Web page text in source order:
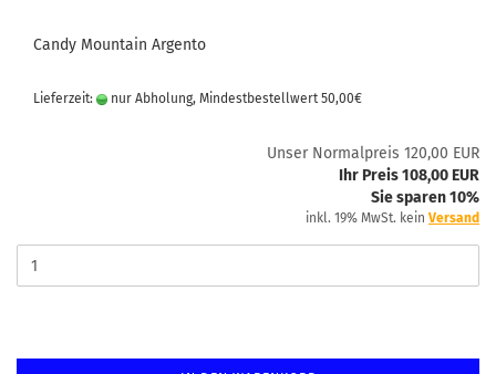
Candy Mountain Argento
Lieferzeit: nur Abholung, Mindestbestellwert 50,00€
Unser Normalpreis 120,00 EUR
Ihr Preis 108,00 EUR
Sie sparen 10%
inkl. 19% MwSt. kein Versand